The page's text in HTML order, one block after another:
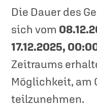
Die Dauer des
sich vom
17.12.2025,
Zeitraums
Möglichkeit, am
teilzunehmen.